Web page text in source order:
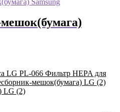
Фильтр HEPA для
LG (2)